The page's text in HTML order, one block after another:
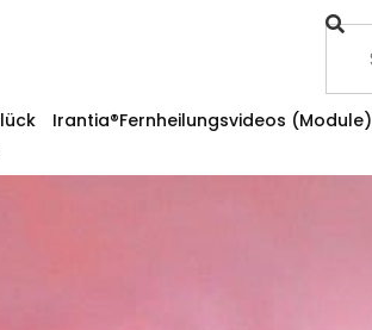
Irantia®Fernheilungsvideos (Module)